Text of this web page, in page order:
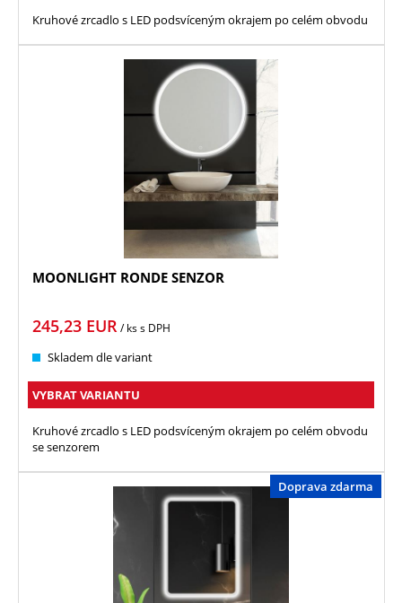
Kruhové zrcadlo s LED podsvíceným okrajem po celém obvodu
MOONLIGHT RONDE SENZOR
245,23 EUR / kss DPH
Skladem dle variant
VYBRAT VARIANTU
Kruhové zrcadlo s LED podsvíceným okrajem po celém obvodu
se senzorem
Doprava zdarma